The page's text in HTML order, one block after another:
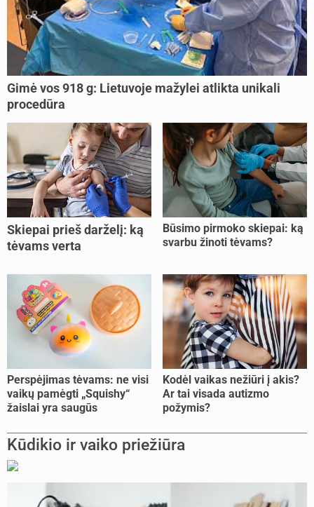
Gimė vos 918 g: Lietuvoje mažylei atlikta unikali
procedūra
Skiepai prieš darželį: ką
tėvams verta
Būsimo pirmoko skiepai: ką
svarbu žinoti tėvams?
Perspėjimas tėvams: ne visi
vaikų pamėgti „Squishy“
žaislai yra saugūs
Kodėl vaikas nežiūri į akis?
Ar tai visada autizmo
požymis?
Kūdikio ir vaiko priežiūra